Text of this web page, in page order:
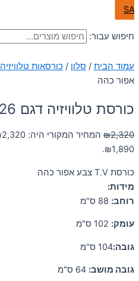
חיפוש עבור:
עמוד הבית / סלון / כורסאות טלוויזיה
אפור כהה
כורסת טלוויזיה דגם 9026 אפור כהה
₪2,320 המחיר המקורי היה: ₪2,320.
₪1,890.
כורסת T.V צבע אפור כהה
מידות:
רוחב:
עומק:
גובה:104 ס"מ
גובה מושב: